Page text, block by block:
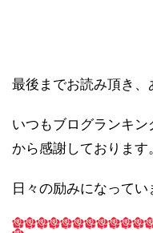
最後までお読み頂き、
いつもブログランキ
から感謝しております
日々の励みになってい